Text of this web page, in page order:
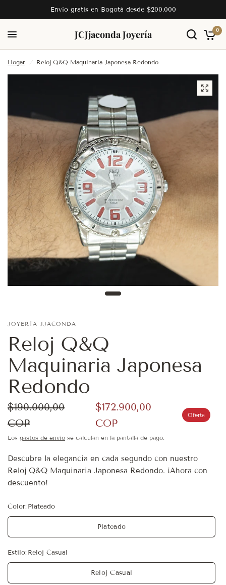
Envío gratis en Bogotá desde $200.000
JCJjaconda Joyería 0
Hogar / Reloj Q&Q Maquinaria Japonesa Redondo
JOYERÍA JJACONDA
Reloj Q&Q
Maquinaria Japonesa
Redondo
$190.000,00
COP
$172.900,00
COP
Oferta
Los gastos de envío se calculan en la pantalla de pago.
Descubre la elegancia en cada segundo con nuestro
Reloj Q&Q Maquinaria Japonesa Redondo. ¡Ahora con
descuento!
Color: Plateado
Plateado
Estilo: Reloj Casual
Reloj Casual